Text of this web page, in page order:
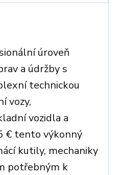
úroveň
a údržby s
technickou
vozy,
vozidla a
€ tento výkonný
kutily, mechaniky
potřebným k